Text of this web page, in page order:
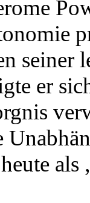
seiner
er
als